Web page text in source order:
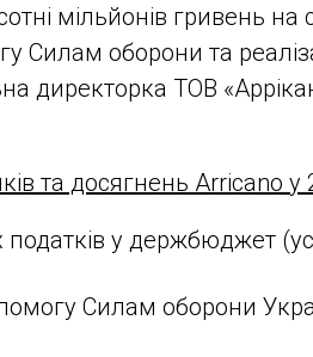
мільйонів гривень на
оборони та
директорка ТОВ
та досягнень Arricano у
у держбюджет
Силам оборони